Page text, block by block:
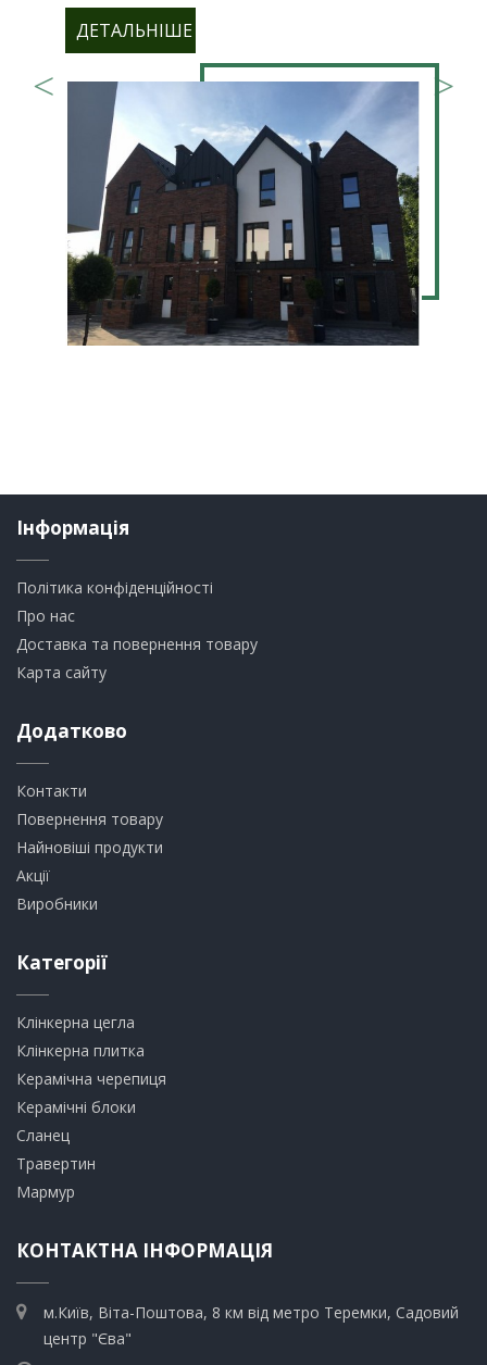
ДЕТАЛЬНІШЕ
Інформація
Політика конфіденційності
Про нас
Доставка та повернення товару
Карта сайту
Додатково
Контакти
Повернення товару
Найновіші продукти
Акції
Виробники
Категорії
Клінкерна цегла
​Клінкерна плитка
​Керамічна черепиця
​Керамічні блоки
​Сланец
Травертин​
​Мармур
КОНТАКТНА ІНФОРМАЦІЯ
м.Київ, Віта-Поштова, 8 км від метро Теремки, Садовий
центр "Єва"